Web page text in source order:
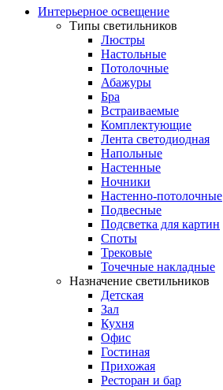
Интерьерное освещение
Типы светильников
Люстры
Настольные
Потолочные
Абажуры
Бра
Встраиваемые
Комплектующие
Лента светодиодная
Напольные
Настенные
Ночники
Настенно-потолочные
Подвесные
Подсветка для картин
Споты
Трековые
Точечные накладные
Назначение светильников
Детская
Зал
Кухня
Офис
Гостиная
Прихожая
Ресторан и бар